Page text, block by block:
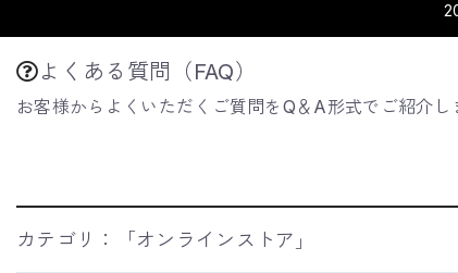
よくある質問（FAQ）
お客様からよくいただくご質問をQ＆A形式でご紹介し
カテゴリ：「オンラインストア」